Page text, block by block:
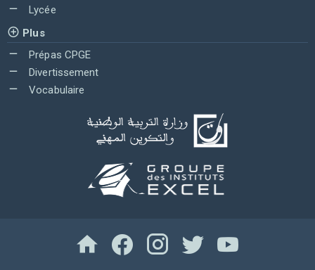
Lycée
Plus
Prépas CPGE
Divertissement
Vocabulaire